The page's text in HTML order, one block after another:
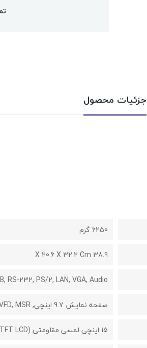
جزئیات محصول
6250 گرم
38.9 X 20.6 X 32.2 Cm
RS-232, PS/2, LAN, VGA, Audio
صفحه نمایش 9.7 اینچی, VFD, MSR
15 اینچی لمسی مقاومتی (TFT LCD